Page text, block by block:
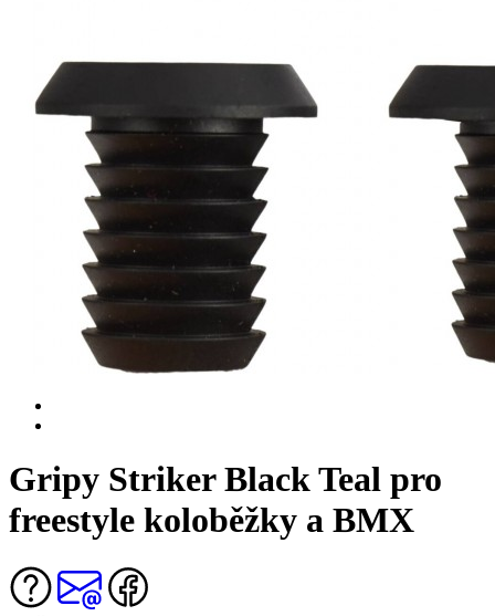
Gripy Striker Black Teal pro
freestyle koloběžky a BMX